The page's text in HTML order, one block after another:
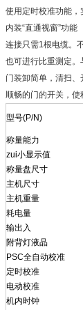
使用定时校准功能
内装“直通视窗”功能
连接只需1根电缆。
也可进行比重测定。
门装卸简单，清扫、
顺畅的门的开关，使
型号(P/N)
称量能力
zui小显示值
称量盘尺寸
主机尺寸
主机重量
耗电量
输出入
附背灯液晶
PSC全自动校准
定时校准
电动校准
机内时钟